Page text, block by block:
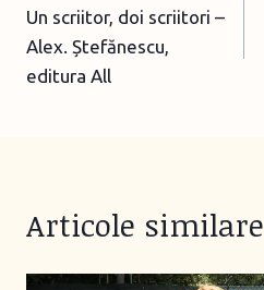
navigation
Un scriitor, doi scriitori –
Alex. Ștefănescu,
editura All
Articole similare